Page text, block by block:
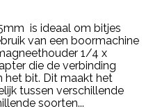
is ideaal om bitjes
van een boormachine
1/4 x
die de verbinding
het bit. Dit maakt het
tussen verschillende
soorten...